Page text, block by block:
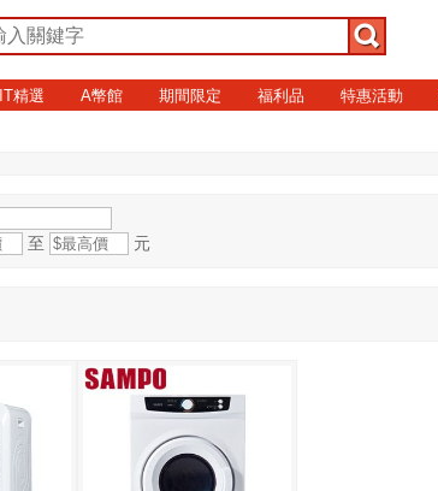
精選 A幣館 期間限定 福利品 特惠活動
至 元